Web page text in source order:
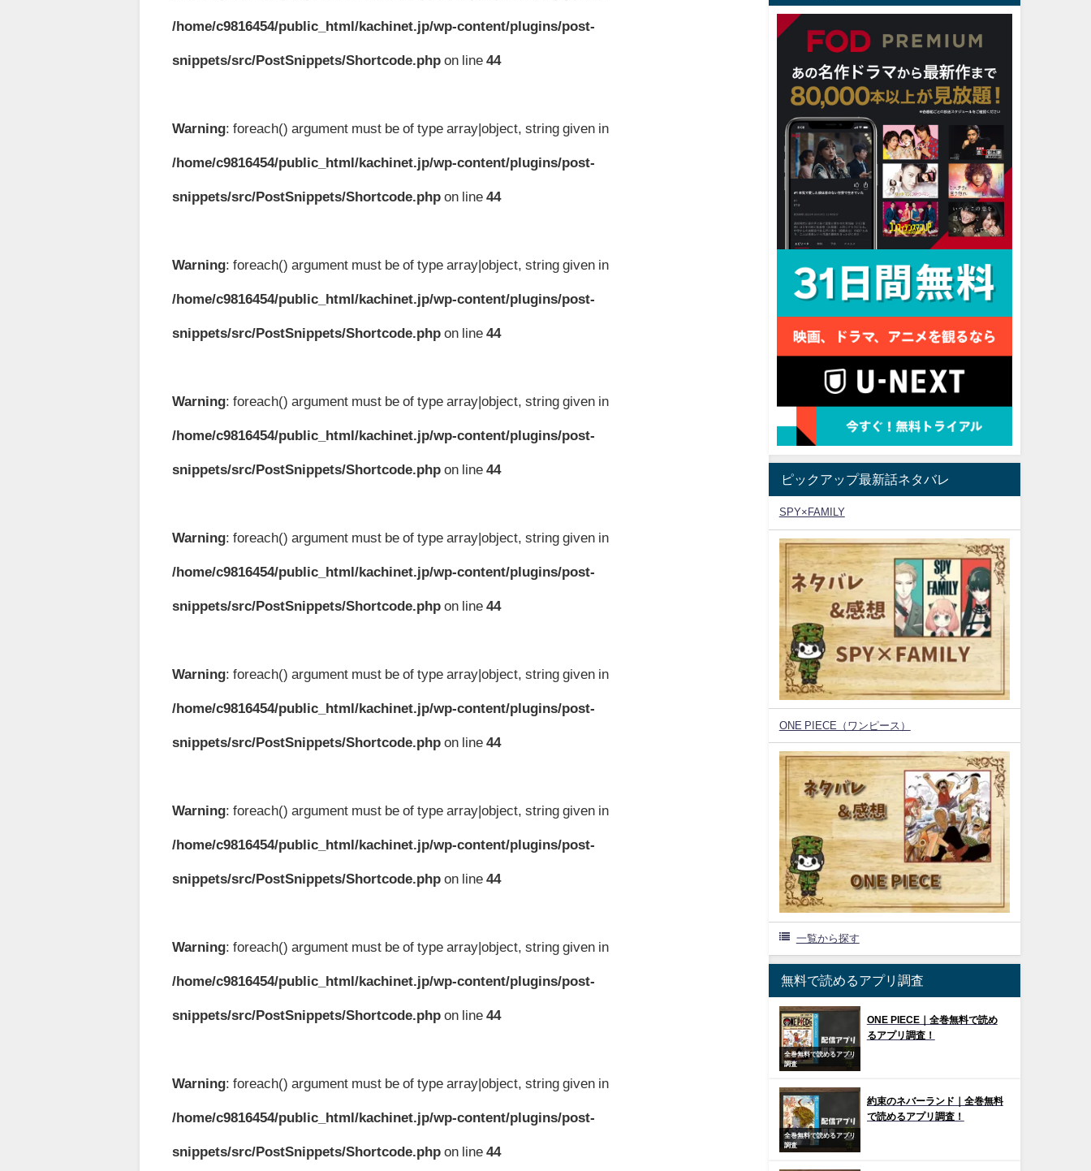
/home/c9816454/public_html/kachinet.jp/wp-content/plugins/post-
snippets/src/PostSnippets/Shortcode.php on line44
Warning: foreach() argument must be of type array|object, string given in
/home/c9816454/public_html/kachinet.jp/wp-content/plugins/post-
snippets/src/PostSnippets/Shortcode.php on line44
Warning: foreach() argument must be of type array|object, string given in
/home/c9816454/public_html/kachinet.jp/wp-content/plugins/post-
snippets/src/PostSnippets/Shortcode.php on line44
Warning: foreach() argument must be of type array|object, string given in
/home/c9816454/public_html/kachinet.jp/wp-content/plugins/post-
snippets/src/PostSnippets/Shortcode.php on line44
Warning: foreach() argument must be of type array|object, string given in
/home/c9816454/public_html/kachinet.jp/wp-content/plugins/post-
snippets/src/PostSnippets/Shortcode.php on line44
Warning: foreach() argument must be of type array|object, string given in
/home/c9816454/public_html/kachinet.jp/wp-content/plugins/post-
snippets/src/PostSnippets/Shortcode.php on line44
Warning: foreach() argument must be of type array|object, string given in
/home/c9816454/public_html/kachinet.jp/wp-content/plugins/post-
snippets/src/PostSnippets/Shortcode.php on line44
Warning: foreach() argument must be of type array|object, string given in
/home/c9816454/public_html/kachinet.jp/wp-content/plugins/post-
snippets/src/PostSnippets/Shortcode.php on line44
Warning: foreach() argument must be of type array|object, string given in
/home/c9816454/public_html/kachinet.jp/wp-content/plugins/post-
snippets/src/PostSnippets/Shortcode.php on line44
ピックアップ最新話ネタバレ
SPY×FAMILY
ONE PIECE（ワンピース）
一覧から探す
無料で読めるアプリ調査
全巻無料で読めるアプリ
調査
ONE PIECE｜全巻無料で読め
るアプリ調査！
全巻無料で読めるアプリ
調査
約束のネバーランド｜全巻無料
で読めるアプリ調査！